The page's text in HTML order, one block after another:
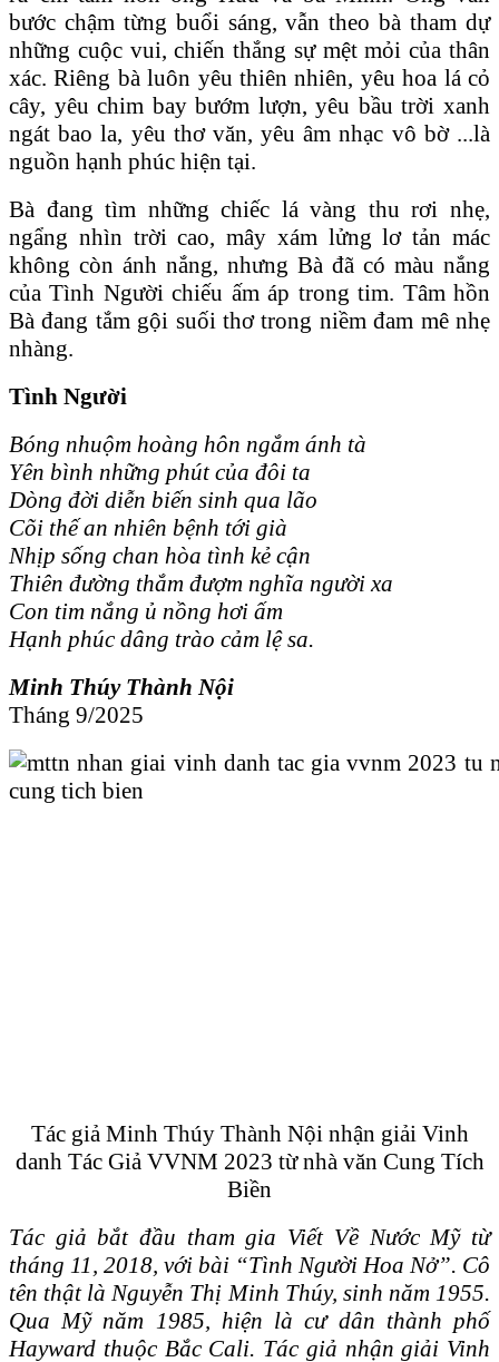
bước chậm từng buổi sáng, vẫn theo bà tham dự
những cuộc vui, chiến thắng sự mệt mỏi của thân
xác. Riêng bà luôn yêu thiên nhiên, yêu hoa lá cỏ
cây, yêu chim bay bướm lượn, yêu bầu trời xanh
ngát bao la, yêu thơ văn, yêu âm nhạc vô bờ ...là
nguồn hạnh phúc hiện tại.
Bà đang tìm những chiếc lá vàng thu rơi nhẹ,
ngẩng nhìn trời cao, mây xám lửng lơ tản mác
không còn ánh nắng, nhưng Bà đã có màu nắng
của Tình Người chiếu ấm áp trong tim. Tâm hồn
Bà đang tắm gội suối thơ trong niềm đam mê nhẹ
nhàng.
Tình Người
Bóng nhuộm hoàng hôn ngắm ánh tà
Yên bình những phút của đôi ta
Dòng đời diễn biến sinh qua lão
Cõi thế an nhiên bệnh tới già
Nhịp sống chan hòa tình kẻ cận
Thiên đường thắm đượm nghĩa người xa
Con tim nắng ủ nồng hơi ấm
Hạnh phúc dâng trào cảm lệ sa.
Minh Thúy Thành Nội
Tháng 9/2025
Tác giả Minh Thúy Thành Nội nhận giải Vinh
danh Tác Giả VVNM 2023 từ nhà văn Cung Tích
Biền
Tác giả bắt đầu tham gia Viết Về Nước Mỹ từ
tháng 11, 2018, với bài “Tình Người Hoa Nở”. Cô
tên thật là Nguyễn Thị Minh Thúy, sinh năm 1955.
Qua Mỹ năm 1985, hiện là cư dân thành phố
Hayward thuộc Bắc Cali. Tác giả nhận giải Vinh